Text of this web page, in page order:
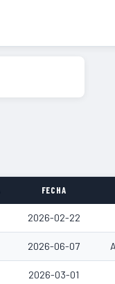
FECHA
2026-02-22
2026-06-07
2026-03-01